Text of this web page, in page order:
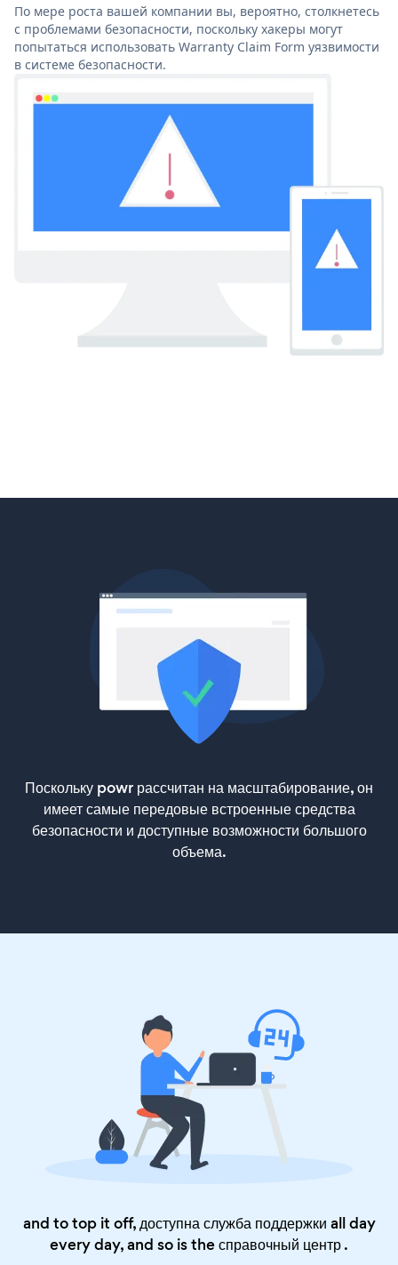
По мере роста вашей компании вы, вероятно, столкнетесь
с проблемами безопасности, поскольку хакеры могут
попытаться использовать Warranty Claim Form уязвимости
в системе безопасности.
Поскольку powr рассчитан на масштабирование, он
имеет самые передовые встроенные средства
безопасности и доступные возможности большого
объема.
and to top it off, доступна служба поддержки all day
every day, and so is theсправочный центр.